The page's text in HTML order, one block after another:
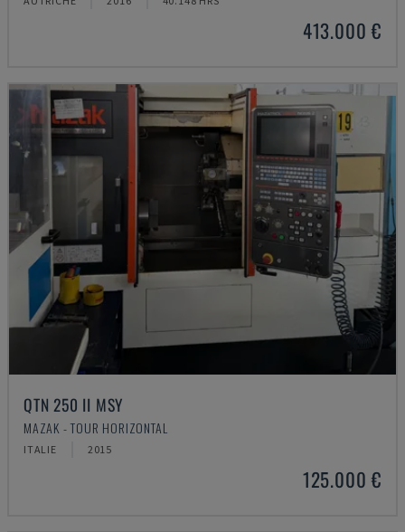
413.000 €
QTN 250 II MSY
MAZAK - TOUR HORIZONTAL
ITALIE 2015
125.000 €